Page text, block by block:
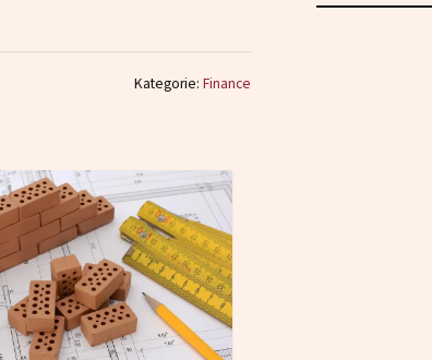
Kategorie: Finance